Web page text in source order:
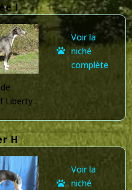
I
Liberty
Voir la
niché
complète
H
Voir la
niché